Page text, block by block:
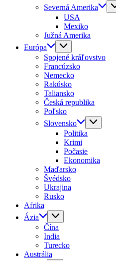
Severná Amerika
USA
Mexiko
Južná Amerika
Európa
Spojené kráľovstvo
Francúzsko
Nemecko
Rakúsko
Taliansko
Česká republika
Poľsko
Slovensko
Politika
Krimi
Počasie
Ekonomika
Maďarsko
Švédsko
Ukrajina
Rusko
Afrika
Ázia
Čína
India
Turecko
Austrália